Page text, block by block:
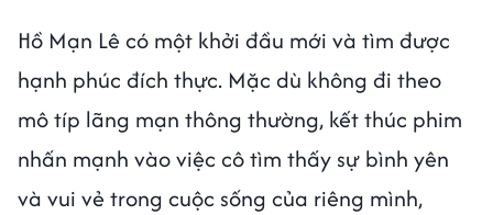
Hồ Mạn Lê có một khởi đầu mới và tìm được
hạnh phúc đích thực. Mặc dù không đi theo
mô típ lãng mạn thông thường, kết thúc phim
nhấn mạnh vào việc cô tìm thấy sự bình yên
và vui vẻ trong cuộc sống của riêng mình,